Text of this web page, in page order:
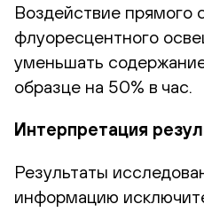
Воздействие прямого
флуоресцентного
уменьшать
образце на 50% в час.
Интерпретация
Результаты
информацию